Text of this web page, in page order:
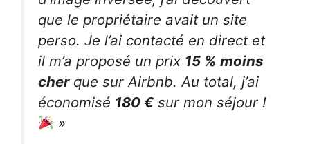
que le propriétaire avait un site
perso. Je l’ai contacté en direct et
il m’a proposé un prix 15 % moins
cherque sur Airbnb. Au total, j’ai
économisé 180 € sur mon séjour !
»